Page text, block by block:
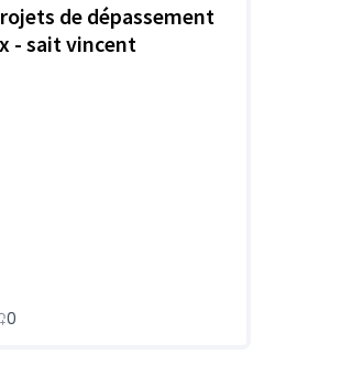
de dépassement
- sait vincent
0